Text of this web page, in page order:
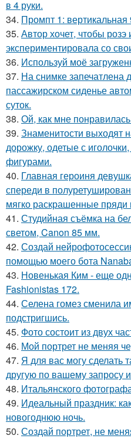
в 4 руки.
34. Промпт 1: вертикальная
35. Автор хочет, чтобы
экспериментировала со
36. Используй моё
37. На снимке
пассажирском сиденье
суток.
38. Ой, как мне
39. Знаменитости выходят
дорожку, одетые с
фигурами.
40. Главная героиня
спереди в
мягко раскрашенные пряди
41. Студийная съёмка на
светом, Canon 85 мм.
42. Создай
помощью моего бота
43. Новенькая Ким - еще
Fashionistas 172.
44. Селена гомез сменила
подстригшись.
45. Фото состоит из двух
46. Мой портрет не меняя
47. Я для вас могу сделать
другую по вашему запросу
48. Итальянского
49. Идеальный праздник:
новогоднюю ночь.
50. Создай портрет, не